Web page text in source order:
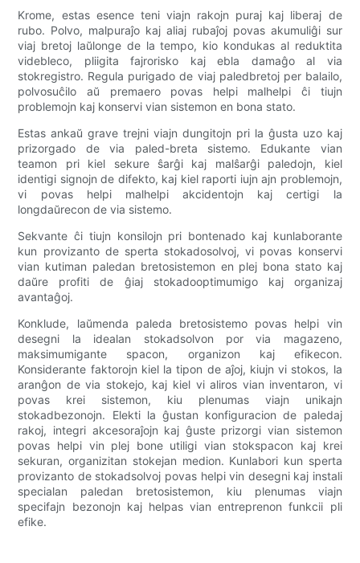
Krome, estas esence teni viajn rakojn puraj kaj liberaj de
rubo. Polvo, malpuraĵo kaj aliaj rubaĵoj povas akumuliĝi sur
viaj bretoj laŭlonge de la tempo, kio kondukas al reduktita
videbleco, pliigita fajrorisko kaj ebla damaĝo al via
stokregistro. Regula purigado de viaj paledbretoj per balailo,
polvosuĉilo aŭ premaero povas helpi malhelpi ĉi tiujn
problemojn kaj konservi vian sistemon en bona stato.
Estas ankaŭ grave trejni viajn dungitojn pri la ĝusta uzo kaj
prizorgado de via paled-breta sistemo. Edukante vian
teamon pri kiel sekure ŝarĝi kaj malŝarĝi paledojn, kiel
identigi signojn de difekto, kaj kiel raporti iujn ajn problemojn,
vi povas helpi malhelpi akcidentojn kaj certigi la
longdaŭrecon de via sistemo.
Sekvante ĉi tiujn konsilojn pri bontenado kaj kunlaborante
kun provizanto de sperta stokadosolvoj, vi povas konservi
vian kutiman paledan bretosistemon en plej bona stato kaj
daŭre profiti de ĝiaj stokadooptimumigo kaj organizaj
avantaĝoj.
Konklude, laŭmenda paleda bretosistemo povas helpi vin
desegni la idealan stokadsolvon por via magazeno,
maksimumigante spacon, organizon kaj efikecon.
Konsiderante faktorojn kiel la tipon de aĵoj, kiujn vi stokos, la
aranĝon de via stokejo, kaj kiel vi aliros vian inventaron, vi
povas krei sistemon, kiu plenumas viajn unikajn
stokadbezonojn. Elekti la ĝustan konfiguracion de paledaj
rakoj, integri akcesoraĵojn kaj ĝuste prizorgi vian sistemon
povas helpi vin plej bone utiligi vian stokspacon kaj krei
sekuran, organizitan stokejan medion. Kunlabori kun sperta
provizanto de stokadsolvoj povas helpi vin desegni kaj instali
specialan paledan bretosistemon, kiu plenumas viajn
specifajn bezonojn kaj helpas vian entreprenon funkcii pli
efike.